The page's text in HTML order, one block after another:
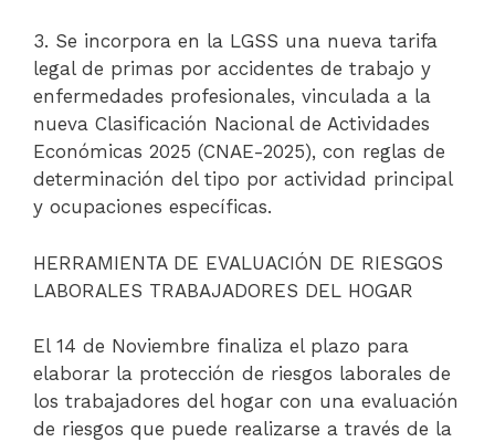
3. Se incorpora en la LGSS una nueva tarifa
legal de primas por accidentes de trabajo y
enfermedades profesionales, vinculada a la
nueva Clasificación Nacional de Actividades
Económicas 2025 (CNAE-2025), con reglas de
determinación del tipo por actividad principal
y ocupaciones específicas.
HERRAMIENTA DE EVALUACIÓN DE RIESGOS
LABORALES TRABAJADORES DEL HOGAR
El 14 de Noviembre finaliza el plazo para
elaborar la protección de riesgos laborales de
los trabajadores del hogar con una evaluación
de riesgos que puede realizarse a través de la